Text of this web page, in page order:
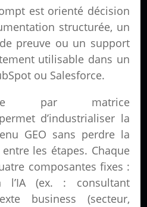
est orienté décision
structurée, un
preuve ou un support
utilisable dans un
ou Salesforce.
par matrice
d’industrialiser la
GEO sans perdre la
les étapes. Chaque
composantes fixes :
(ex. : consultant
business (secteur,